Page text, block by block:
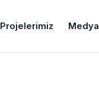
Projelerimiz Medya